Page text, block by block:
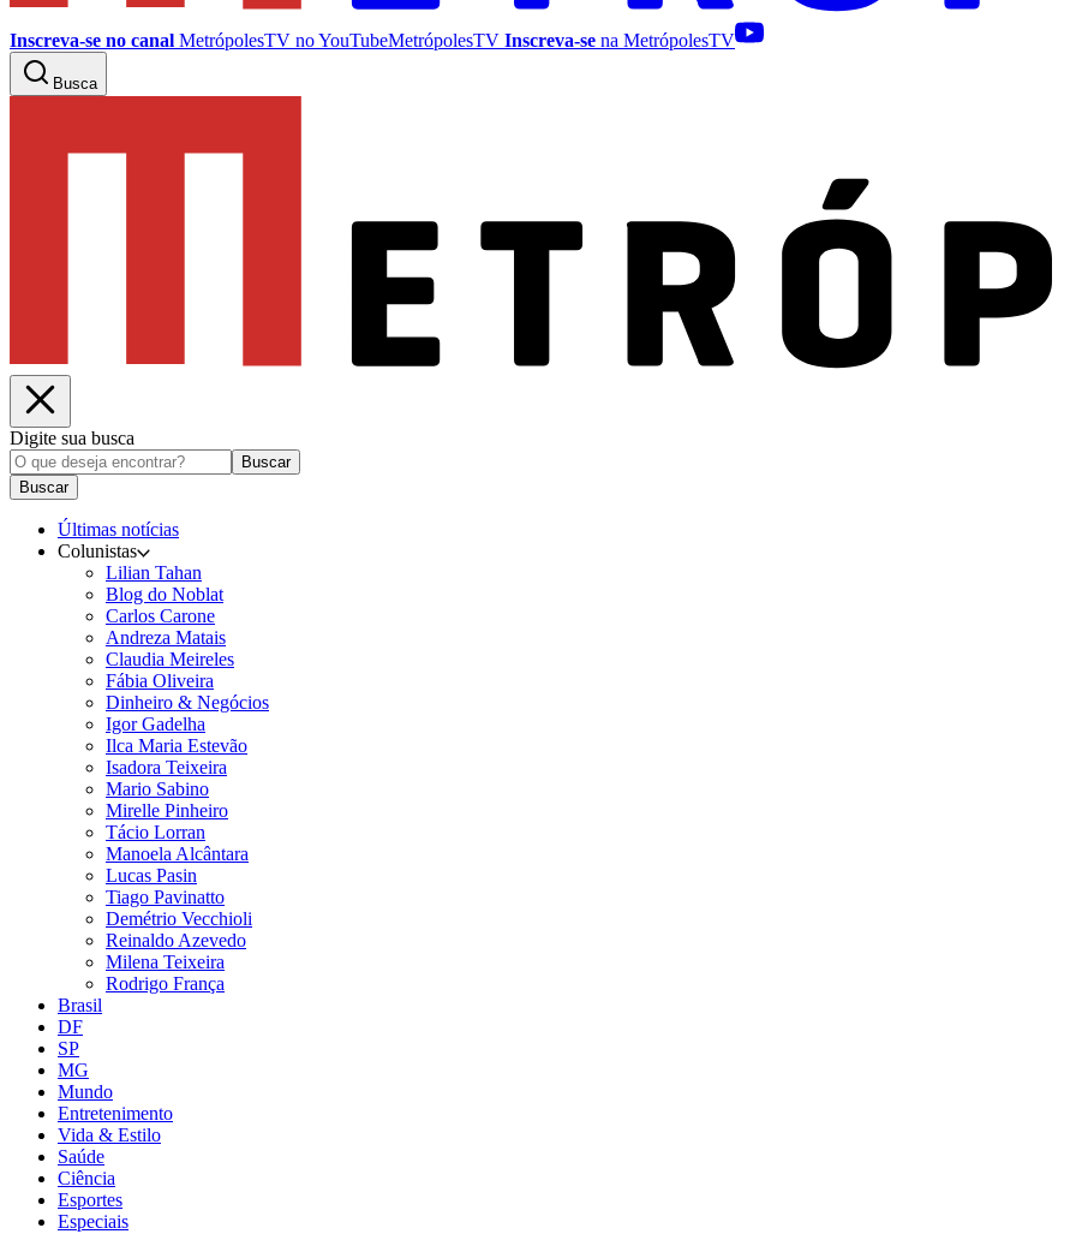
Inscreva-se no canal MetrópolesTV noYouTubeMetrópolesTV Inscreva-se na MetrópolesTV
Busca
Digite sua busca
Buscar
Buscar
Últimas notícias
Colunistas
Lilian Tahan
Blog do Noblat
Carlos Carone
Andreza Matais
Claudia Meireles
Fábia Oliveira
Dinheiro & Negócios
Igor Gadelha
Ilca Maria Estevão
Isadora Teixeira
Mario Sabino
Mirelle Pinheiro
Tácio Lorran
Manoela Alcântara
Lucas Pasin
Tiago Pavinatto
Demétrio Vecchioli
Reinaldo Azevedo
Milena Teixeira
Rodrigo França
Brasil
DF
SP
MG
Mundo
Entretenimento
Vida & Estilo
Saúde
Ciência
Esportes
Especiais